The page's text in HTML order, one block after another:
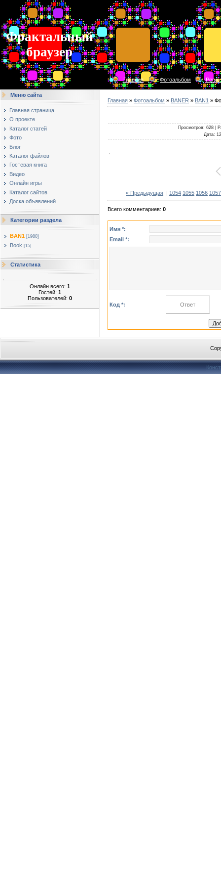
Фрактальный
браузер
Главная Фотоальбом
Меню сайта
Главная страница
О проекте
Каталог статей
Фото
Блог
Каталог файлов
Гостевая книга
Видео
Онлайн игры
Каталог сайтов
Доска объявлений
Категории раздела
BAN1 [1980]
Book [15]
Статистика
Онлайн всего: 1
Гостей: 1
Пользователей: 0
Главная » Фотоальбом » BANER » BAN1 »
Просмотров: 628 |
Дата:
« Предыдущая | 1054 1055 1056 1057
Всего комментариев: 0
Имя *:
Email *:
Код *: